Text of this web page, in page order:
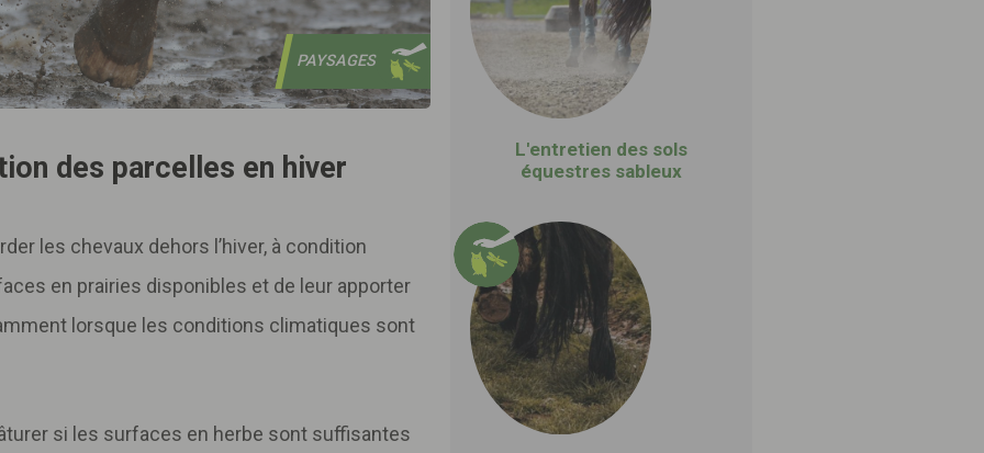
PAYSAGES
des parcelles en hiver
les chevaux dehors l’hiver, à condition
en prairies disponibles et de leur apporter
lorsque les conditions climatiques sont
si les surfaces en herbe sont suffisantes
L'entretien des sols
équestres sableux